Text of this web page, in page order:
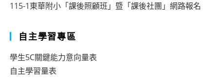
115-1東華附小「課後照顧班」暨「課後社團」網路報名
自主學習專區
學生5C關鍵能力意向量表
自主學習量表